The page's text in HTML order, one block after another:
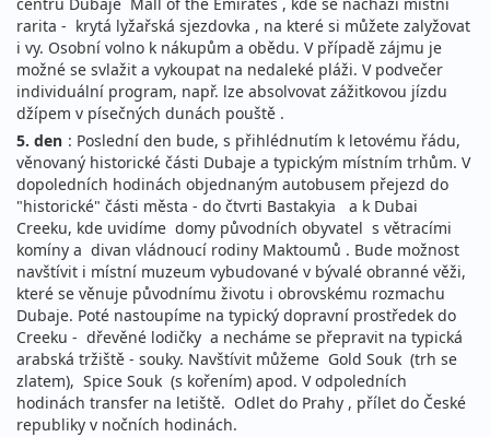
rarita - krytá lyžařská sjezdovka , na které si můžete zalyžovat
i vy. Osobní volno k nákupům a obědu. V případě zájmu je
možné se svlažit a vykoupat na nedaleké pláži. V podvečer
individuální program, např. lze absolvovat zážitkovou jízdu
džípem v písečných dunách pouště .
5. den : Poslední den bude, s přihlédnutím k letovému řádu,
věnovaný historické části Dubaje a typickým místním trhům. V
dopoledních hodinách objednaným autobusem přejezd do
"historické" části města - do čtvrti Bastakyia a k Dubai
Creeku, kde uvidíme domy původních obyvatel s větracími
komíny a divan vládnoucí rodiny Maktoumů . Bude možnost
navštívit i místní muzeum vybudované v bývalé obranné věži,
které se věnuje původnímu životu i obrovskému rozmachu
Dubaje. Poté nastoupíme na typický dopravní prostředek do
Creeku - dřevěné lodičky a necháme se přepravit na typická
arabská tržiště - souky. Navštívit můžeme Gold Souk (trh se
zlatem), Spice Souk (s kořením) apod. V odpoledních
hodinách transfer na letiště. Odlet do Prahy , přílet do České
republiky v nočních hodinách.